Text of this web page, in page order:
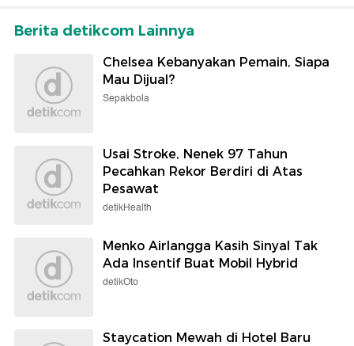
Berita detikcom Lainnya
Chelsea Kebanyakan Pemain, Siapa
Mau Dijual?
Sepakbola
Usai Stroke, Nenek 97 Tahun
Pecahkan Rekor Berdiri di Atas
Pesawat
detikHealth
Menko Airlangga Kasih Sinyal Tak
Ada Insentif Buat Mobil Hybrid
detikOto
Staycation Mewah di Hotel Baru